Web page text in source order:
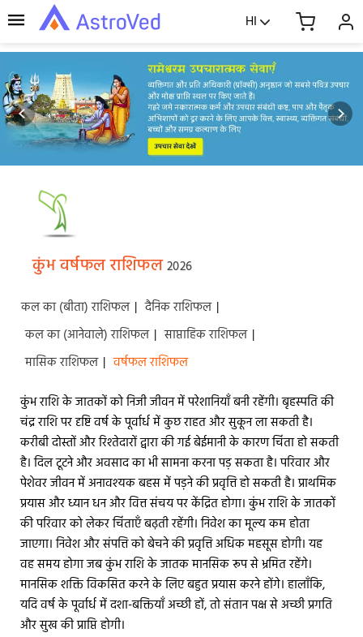
HI
कुंभ वर्षफल राशिफल2026
कल का (बीता) राशिफल | दैनिक राशिफल |
कल का (आनेवाले) राशिफल | साप्ताहिक राशिफल |
मासिक राशिफल | वर्षफल राशिफल
कुंभ राशि के जातकों को निजी जीवन में परेशानियाँ बनी रहेंगी। बृहस्पति की
चंद्र राशि पर दृष्टि वर्ष के पूर्वार्ध में कुछ राहत और सुकून ला सकती है।
करीबी दोस्तों और रिश्तेदारों द्वारा की गई बेईमानी के कारण चिंता हो सकती
है। दिल टूटने और अवसाद का भी सामना करना पड़ सकता है। परिवार और
पेशेवर जीवन में अनावश्यक बहस में पड़ने की प्रवृत्ति हो सकती है। प्राथमिक
प्रयास और ध्यान धन और वित्त संचय पर केंद्रित होगा। कुंभ राशि के जातकों
की परिवार को लेकर चिंताएँ बढ़ती रहेंगी। निवेश का मूल्य कम होता
जाएगा। निवेश और संपत्ति को बेचने की प्रवृत्ति अधिक महसूस होगी। यह
वह समय होगा जब कुंभ राशि के जातक मानसिक रूप से भ्रमित रहेंगे।
मानसिक शक्ति विकसित करने के लिए बहुत प्रयास करने होंगे। हालाँकि,
यदि वर्ष के पूर्वार्ध में दशा-बक्तियाँ अच्छी हों, तो संतान पक्ष से अच्छी प्रगति
और सुख की प्राप्ति होगी।